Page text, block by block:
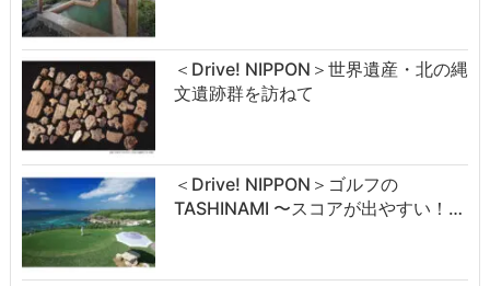
＜Drive! NIPPON＞世界遺産・北の縄
文遺跡群を訪ねて
＜Drive! NIPPON＞ゴルフの
TASHINAMI 〜スコアが出やすい！…